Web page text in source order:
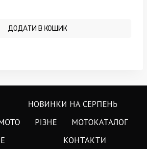
ДОДАТИ В КОШИК
НОВИНКИ НА СЕРПЕНЬ
РІЗНЕ
МОТОКАТАЛОГ
КОНТАКТИ